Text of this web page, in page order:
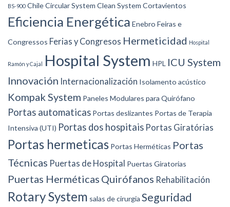
BS-900 ChileCircular System Clean System Cortavientos
Eficiencia Energética Enebro Feiras e
Congressos Ferias y Congresos Hermeticidad Hospital
Ramón y Cajal Hospital System HPL ICU System
Innovación Internacionalización Isolamento acústico
Kompak System Paneles Modulares para Quirófano
Portas automaticas Portas deslizantes Portas de Terapia
Intensiva (UTI) Portas dos hospitais Portas Giratórias
Portas hermeticas Portas Herméticas Portas
Técnicas Puertas de Hospital Puertas Giratorias
Puertas Herméticas Quirófanos Rehabilitación
Rotary System salas de cirurgia Seguridad